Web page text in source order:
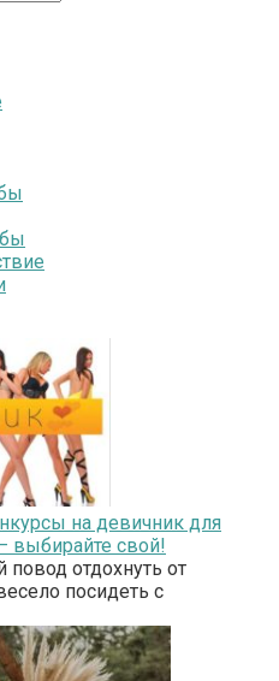
на девичник для
выбирайте свой!
отдохнуть от
посидеть с